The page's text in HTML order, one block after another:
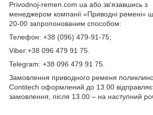
Рrivodnoj-remen.com.ua або зв'язавшись з
менеджером компанії «Приводні ремені»
20-00 запропонованим способом:
Телефон: +38 (096) 479-91-75;
Viber:+38 096 479 91 75.
Telegram: +38 096 479 91 75.
Замовлення приводного ременя
Contitech оформлений до 13.00
замовлення, після 13.00 – на наступний